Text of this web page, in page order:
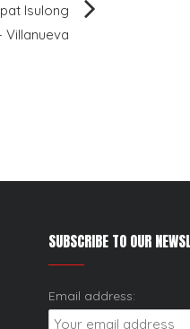
Isulong
SUBSCRIBE TO OUR
Email address: